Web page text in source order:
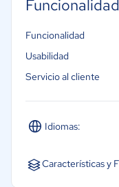
Idiomas:
Español Inglés
Funcionalidad
Usabilidad
Servicio al cliente
Características y